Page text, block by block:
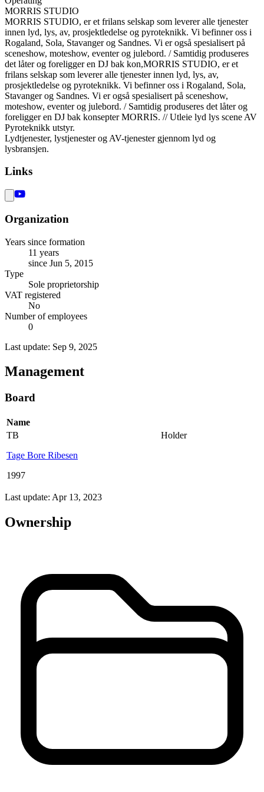
MORRIS STUDIO
MORRIS STUDIO, er et frilans selskap som leverer alle tjenester
innen lyd, lys, av, prosjektledelse og pyroteknikk. Vi befinner oss i
Rogaland, Sola, Stavanger og Sandnes. Vi er også spesialisert på
sceneshow, moteshow, eventer og julebord. / Samtidig produseres
det låter og foreligger en DJ bak kon,MORRIS STUDIO, er et
frilans selskap som leverer alle tjenester innen lyd, lys, av,
prosjektledelse og pyroteknikk. Vi befinner oss i Rogaland, Sola,
Stavanger og Sandnes. Vi er også spesialisert på sceneshow,
moteshow, eventer og julebord. / Samtidig produseres det låter og
foreligger en DJ bak konsepter MORRIS. // Utleie lyd lys scene AV
Pyroteknikk utstyr.
Lydtjenester, lystjenester og AV-tjenester gjennom lyd og
lysbransjen.
Links
Organization
Years since formation
11 years
since Jun 5, 2015
Type
Sole proprietorship
VAT registered
No
Number of employees
0
Last update: Sep 9, 2025
Management
Board
Name
TB
Tage Bore Ribesen
1997
Holder
Last update: Apr 13, 2023
Ownership